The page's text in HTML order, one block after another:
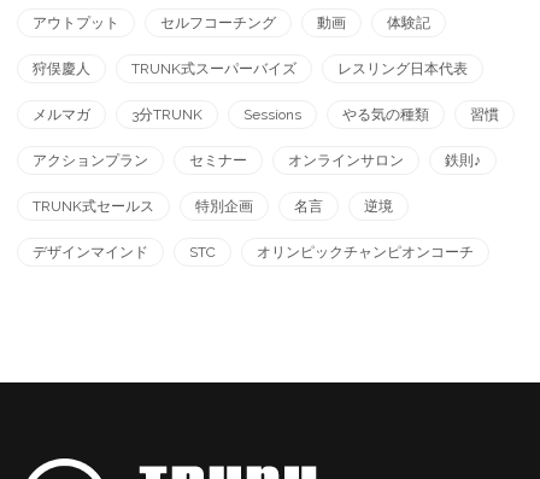
アウトプット セルフコーチング 動画 体験記
狩俣慶人 TRUNK式スーパーバイズ レスリング日本代表
メルマガ 3分TRUNK Sessions やる気の種類 習慣
アクションプラン セミナー オンラインサロン 鉄則♪
TRUNK式セールス 特別企画 名言 逆境
デザインマインド STC オリンピックチャンピオンコーチ